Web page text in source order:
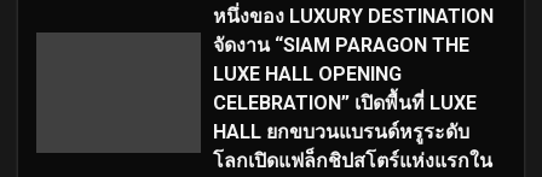
หนึ่งของ LUXURY DESTINATION
จัดงาน “SIAM PARAGON THE
LUXE HALL OPENING
CELEBRATION” เปิดพื้นที่ LUXE
HALL ยกขบวนแบรนด์หรูระดับ
โลกเปิดแฟล็กชิปสโตร์แห่งแรกใน